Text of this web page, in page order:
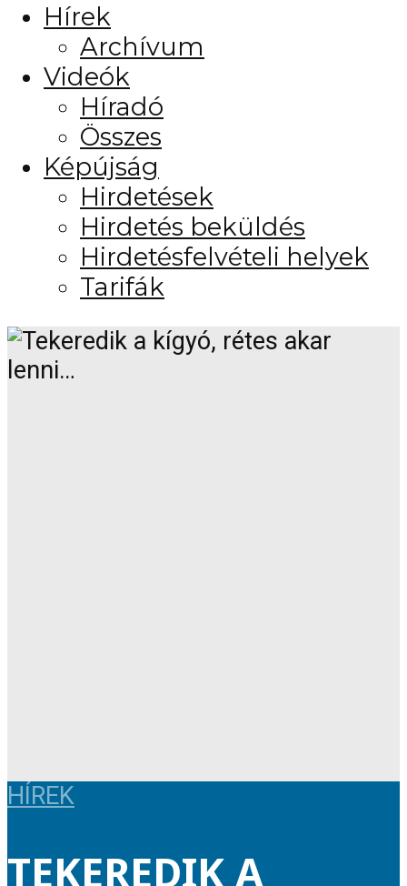
Hírek
Archívum
Videók
Híradó
Összes
Képújság
Hirdetések
Hirdetés beküldés
Hirdetésfelvételi helyek
Tarifák
HÍREK
TEKEREDIK A